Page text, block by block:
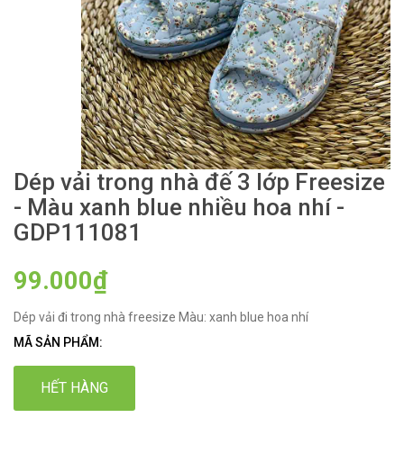
Dép vải trong nhà đế 3 lớp Freesize
- Màu xanh blue nhiều hoa nhí -
GDP111081
99.000₫
Dép vải đi trong nhà freesize Màu: xanh blue hoa nhí
MÃ SẢN PHẨM:
HẾT HÀNG